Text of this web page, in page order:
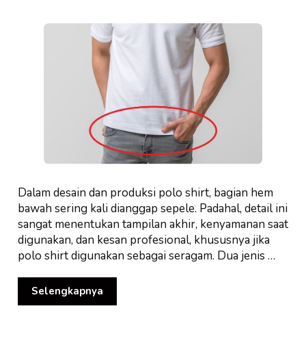
Dalam desain dan produksi polo shirt, bagian hem
bawah sering kali dianggap sepele. Padahal, detail ini
sangat menentukan tampilan akhir, kenyamanan saat
digunakan, dan kesan profesional, khususnya jika
polo shirt digunakan sebagai seragam. Dua jenis …
Selengkapnya